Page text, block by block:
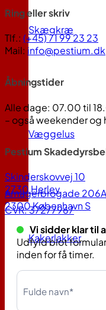
Skægkræ
Væggelus
Kakerlakker
Ring eller skriv
Tlf.: (+45) 71 99 23 23
Mail: info@pestium.dk
Åbningstider
Alle dage: 07.00 til
– også weekender og
Pestium
Skinderskovvej 10
2730 Herlev
Amagerbrogade 206A
2300 København S
CVR: 37277967
Vi sidder klar til
Udfyld blot
inden for få timer.
Kontakt
os